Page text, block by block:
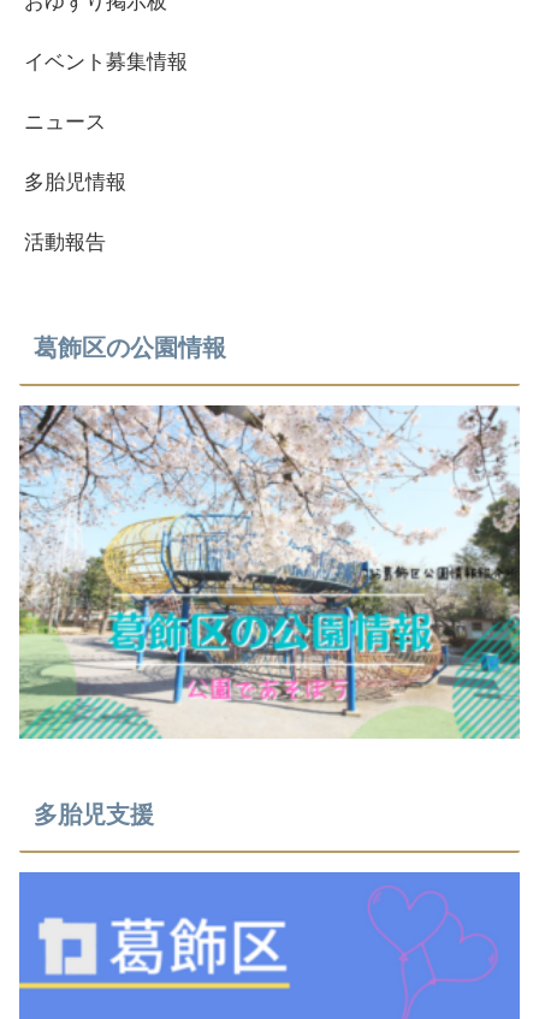
イベント募集情報
ニュース
多胎児情報
活動報告
葛飾区の公園情報
多胎児支援